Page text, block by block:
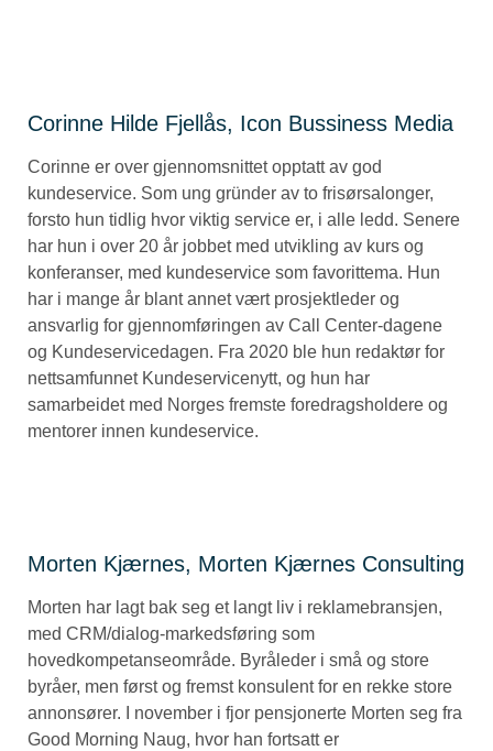
Corinne Hilde Fjellås, Icon Bussiness Media
Corinne er over gjennomsnittet opptatt av god
kundeservice. Som ung gründer av to frisørsalonger,
forsto hun tidlig hvor viktig service er, i alle ledd. Senere
har hun i over 20 år jobbet med utvikling av kurs og
konferanser, med kundeservice som favorittema. Hun
har i mange år blant annet vært prosjektleder og
ansvarlig for gjennomføringen av Call Center-dagene
og Kundeservicedagen. Fra 2020 ble hun redaktør for
nettsamfunnet Kundeservicenytt, og hun har
samarbeidet med Norges fremste foredragsholdere og
mentorer innen kundeservice.
Morten Kjærnes, Morten Kjærnes Consulting
Morten har lagt bak seg et langt liv i reklamebransjen,
med CRM/dialog-markedsføring som
hovedkompetanseområde. Byråleder i små og store
byråer, men først og fremst konsulent for en rekke store
annonsører. I november i fjor pensjonerte Morten seg fra
Good Morning Naug, hvor han fortsatt er